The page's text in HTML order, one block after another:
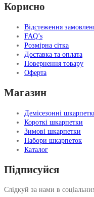
Корисно
Відстеження
FAQ’s
Розмірна сітка
Доставка та оплата
Повернення товару
Оферта
Магазин
Демісезонні
Короткі шкарпетки
Зимові шкарпетки
Набори шкарпеток
Каталог
Підписуйся
Слідкуй за нами в